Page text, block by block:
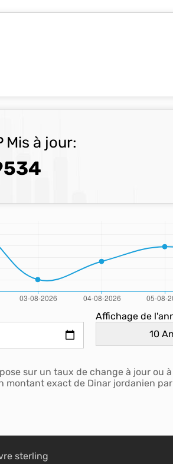
Mis à jour:
Affichage de
sur un taux de change à jour ou
exact de Dinar jordanien
sterling